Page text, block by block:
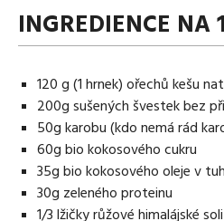
INGREDIENCE NA
120 g (1 hrnek) ořechů kešu
200g sušených švestek bez
50g karobu (kdo nemá rád
60g bio kokosového cukru
35g bio kokosového oleje v
30g zeleného proteinu
1/3 lžičky růžové himalájské soli